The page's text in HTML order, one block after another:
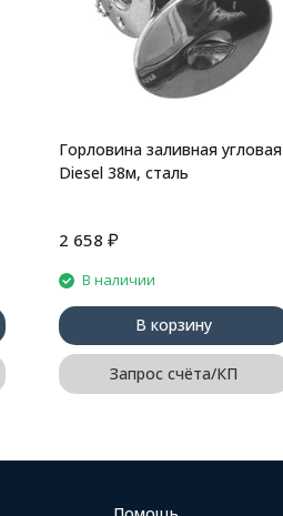
Горловина заливная угловая
Diesel 38м, сталь
2 658 ₽
В наличии
В корзину
Запрос счёта/КП